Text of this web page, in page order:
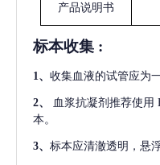
产品说明书
标本收集 :
1 、 收集血液的试管应为
2、 血浆抗凝剂推荐使用
本。
3、 标本应清澈透明，悬